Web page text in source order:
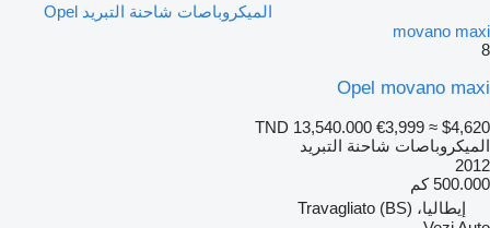
الميكروباصات شاحنة التبريد Opel
movano maxi
8
Opel movano maxi
TND 13,540.000 €3,999 ≈ $4,620
الميكروباصات شاحنة التبريد
2012
500.000 كم
إيطاليا، Travagliato (BS)